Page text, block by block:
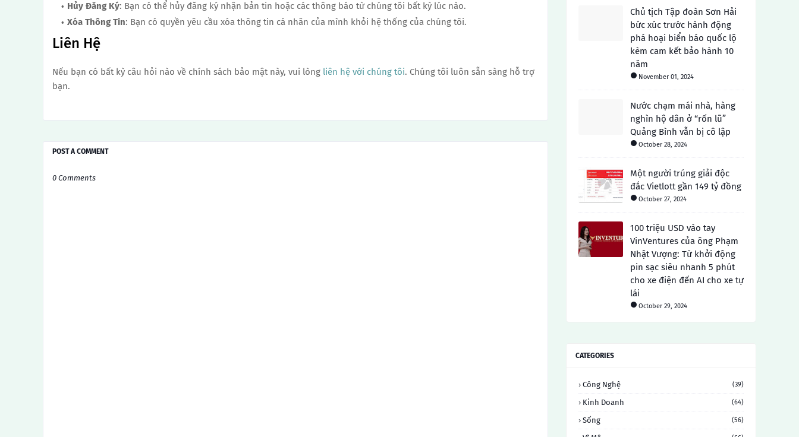
Hủy Đăng Ký: Bạn có thể hủy đăng ký nhận bản tin hoặc các thông báo từ chúng tôi bất kỳ lúc nào.
Xóa Thông Tin: Bạn có quyền yêu cầu xóa thông tin cá nhân của mình khỏi hệ thống của chúng tôi.
Liên Hệ
Nếu bạn có bất kỳ câu hỏi nào về chính sách bảo mật này, vui lòng liên hệ với chúng tôi. Chúng tôi luôn sẵn sàng hỗ trợ
bạn.
POST A COMMENT
0 Comments
Chủ tịch Tập đoàn Sơn Hải
bức xúc trước hành động
phá hoại biển báo quốc lộ
kèm cam kết bảo hành 10
năm
November 01, 2024
Nước chạm mái nhà, hàng
nghìn hộ dân ở “rốn lũ”
Quảng Bình vẫn bị cô lập
October 28, 2024
Một người trúng giải độc
đắc Vietlott gần 149 tỷ đồng
October 27, 2024
100 triệu USD vào tay
VinVentures của ông Phạm
Nhật Vượng: Từ khởi động
pin sạc siêu nhanh 5 phút
cho xe điện đến AI cho xe tự
lái
October 29, 2024
CATEGORIES
Công Nghệ (39)
Kinh Doanh (64)
Sống (56)